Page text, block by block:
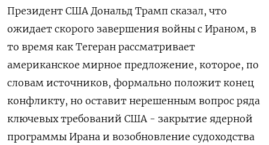
Президент США Дональд Трамп сказал, что
ожидает скорого завершения войны с Ираном, в
то время как Тегеран рассматривает
американское мирное предложение, которое, по
словам источников, формально положит конец
конфликту, но оставит нерешенным вопрос ряда
ключевых требований США - ​закрытие ядерной
программы Ирана и возобновление ​судоходства